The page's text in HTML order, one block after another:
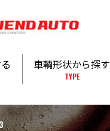
車輌形状から探す
TYPE